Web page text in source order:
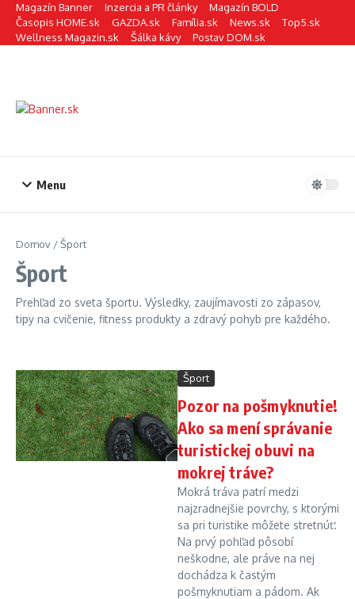
Preskočiť na obsah
Magazín Banner Inzercia a PR články
Magazín BOLD
Časopis HOME.sk
GAZDA.sk Família.sk News.sk
Top5.sk
Wellness Magazin.sk
Šálka kávy Postav DOM.sk
Menu
Domov /Šport
Šport
Prehľad zo sveta športu. Výsledky, zaujímavosti zo zápasov,
tipy na cvičenie, fitness produkty a zdravý pohyb pre každého.
Šport
Pozor na pošmyknutie!
Ako sa mení správanie
turistickej obuvi na
mokrej tráve?
Mokrá tráva patrí medzi
najzradnejšie povrchy, s ktorými
sa pri turistike môžete stretnúť.
Na prvý pohľad pôsobí
neškodne, ale práve na nej
dochádza k častým
pošmyknutiam a pádom. Ak